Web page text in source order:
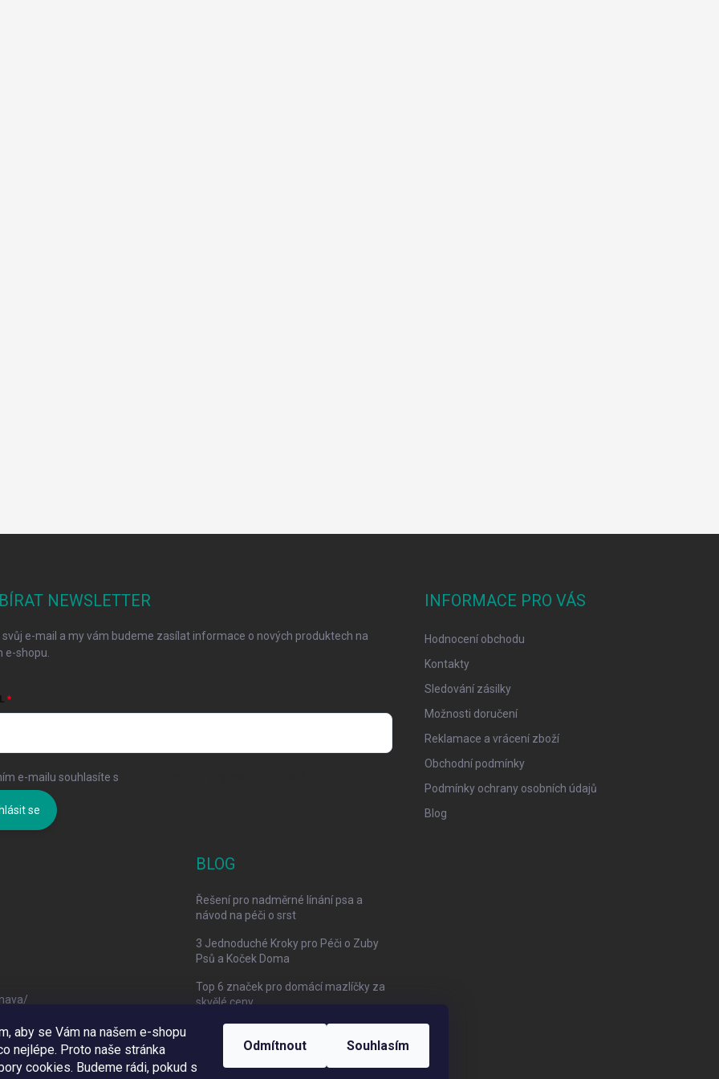
aby se Vám na našem e-shopu
nejlépe. Proto naše stránka
cookies. Budeme rádi, pokud s
Odmítnout Souhlasím
NEWSLETTER
svůj e-mail a my vám budeme zasílat informace o nových produktech na
e-shopu.
e-mailu souhlasíte s
se
INFORMACE PRO VÁS
Hodnocení obchodu
Kontakty
Sledování zásilky
Možnosti doručení
Reklamace a vrácení zboží
Obchodní podmínky
Podmínky ochrany osobních údajů
Blog
BLOG
Řešení pro nadměrné línání psa a
návod na péči o srst
3 Jednoduché Kroky pro Péči o Zuby
Psů a Koček Doma
Top 6 značek pro domácí mazlíčky za
skvělé ceny